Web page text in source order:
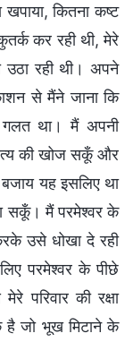
कितना कष्ट
कर रही थी, मेरे
उठा रही थी। अपने
से मैंने जाना कि
था। मैं अपनी
की खोज सकूँ और
यह इसलिए था
सकूँ। मैं परमेश्वर के
उसे धोखा दे रही
परमेश्वर के पीछे
परिवार की रक्षा
है जो भूख मिटाने के